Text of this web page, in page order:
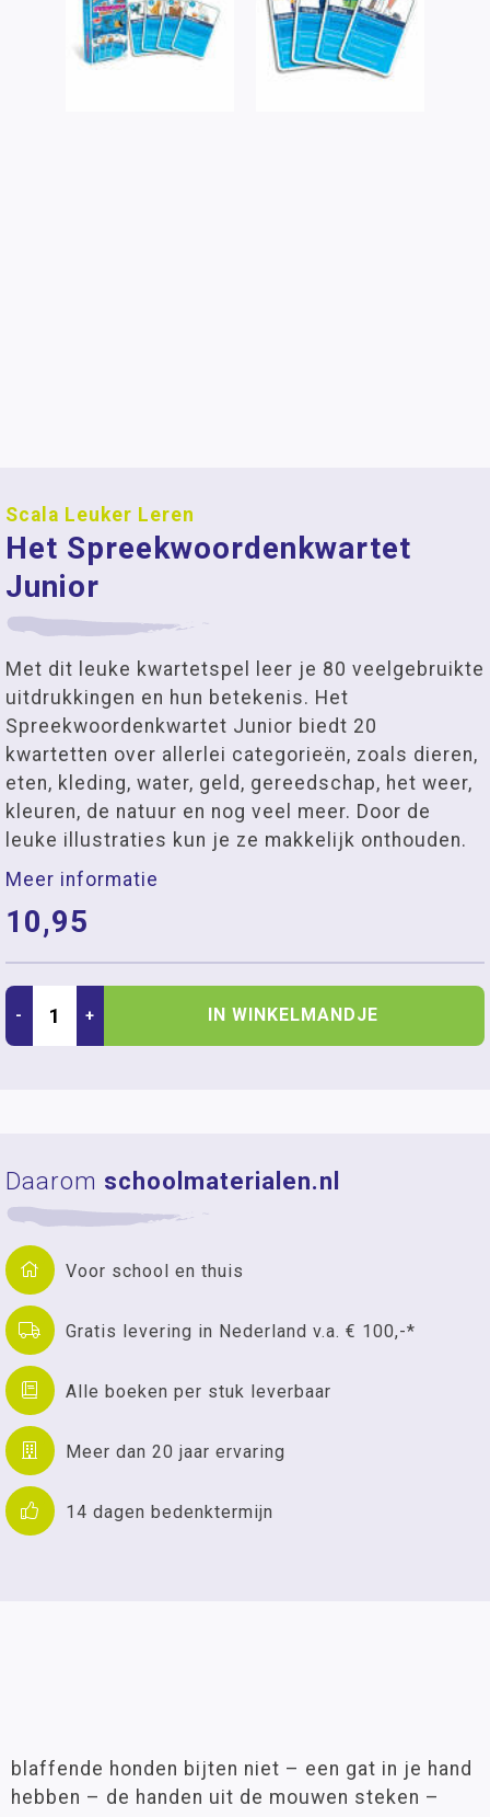
Scala Leuker Leren
Het Spreekwoordenkwartet
Junior
Met dit leuke kwartetspel leer je 80 veelgebruikte
uitdrukkingen en hun betekenis. Het
Spreekwoordenkwartet Junior biedt 20
kwartetten over allerlei categorieën, zoals dieren,
eten, kleding, water, geld, gereedschap, het weer,
kleuren, de natuur en nog veel meer. Door de
leuke illustraties kun je ze makkelijk onthouden.
Meer informatie
10,95
- + IN WINKELMANDJE
Daarom schoolmaterialen.nl
Voor school en thuis
Gratis levering in Nederland v.a. € 100,-*
Alle boeken per stuk leverbaar
Meer dan 20 jaar ervaring
14 dagen bedenktermijn
blaffende honden bijten niet – een gat in je hand
hebben – de handen uit de mouwen steken –